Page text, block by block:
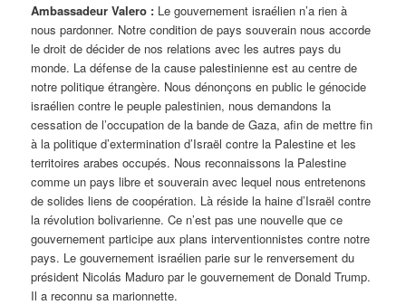
Ambassadeur Valero : Le gouvernement israélien n’a rien à
nous pardonner. Notre condition de pays souverain nous accorde
le droit de décider de nos relations avec les autres pays du
monde. La défense de la cause palestinienne est au centre de
notre politique étrangère. Nous dénonçons en public le génocide
israélien contre le peuple palestinien, nous demandons la
cessation de l’occupation de la bande de Gaza, afin de mettre fin
à la politique d’extermination d’Israël contre la Palestine et les
territoires arabes occupés. Nous reconnaissons la Palestine
comme un pays libre et souverain avec lequel nous entretenons
de solides liens de coopération. Là réside la haine d’Israël contre
la révolution bolivarienne. Ce n’est pas une nouvelle que ce
gouvernement participe aux plans interventionnistes contre notre
pays. Le gouvernement israélien parie sur le renversement du
président Nicolás Maduro par le gouvernement de Donald Trump.
Il a reconnu sa marionnette.